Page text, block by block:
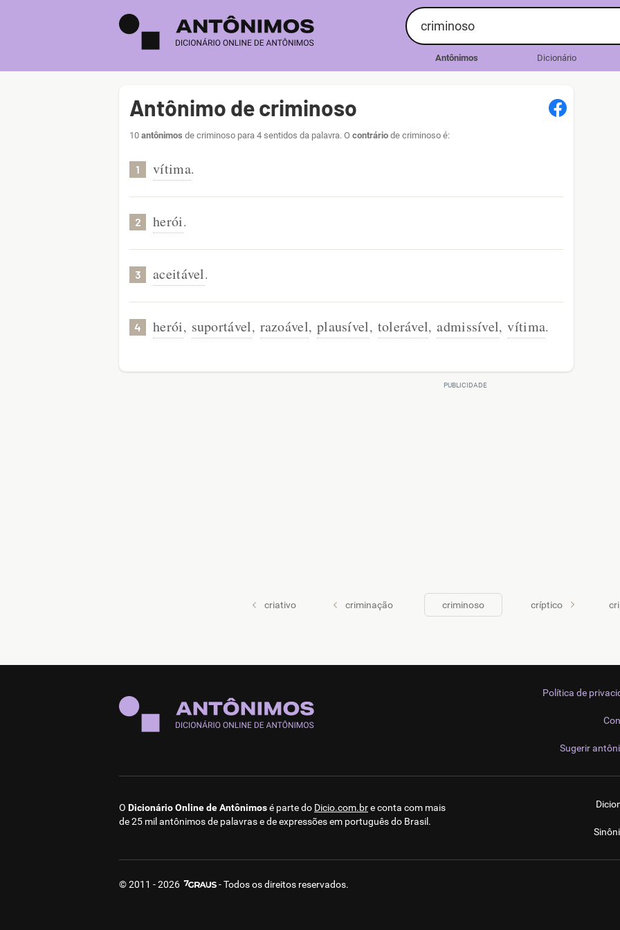
Antônimos Dicionário
Antônimo de criminoso
10 antônimos de criminoso para 4 sentidos da palavra. O contrário de criminoso é:
1 vítima.
2 herói.
3 aceitável.
4 herói, suportável, razoável, plausível, tolerável, admissível, vítima.
criativo criminação criminoso críptico
Política de
Sugerir
O Dicionário Online de Antônimosé parte do Dicio.com.bre conta com mais
de 25 mil antônimos de palavras e de expressões em português do Brasil.
© 2011 - 2026 - Todos os direitos reservados.